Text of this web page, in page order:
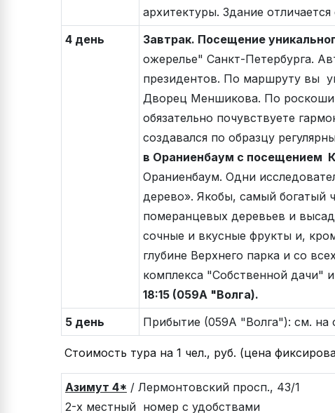
архитектуры. Здание
4 день
Завтрак. Посещение
ожерелье" Санкт-Петербурга.
президентов. По маршруту вы
Дворец Меншикова. По роскоши
обязательно почувствуете
создавался по образцу
в Ораниенбаум с посещением
Ораниенбаум. Одни
дерево». Якобы, самый богатый
померанцевых деревьев и
сочные и вкусные фрукты и,
глубине Верхнего парка и со
комплекса "Собственной дачи"
18:15 (059А "Волга).
5 день
Прибытие (059А "Волга"): см. на
Стоимость тура на 1 чел., руб. (цена
Азимут 4* / Лермонтовский просп., 43/
2-х местный номер с удобствами